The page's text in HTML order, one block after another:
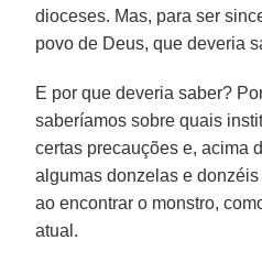
dioceses. Mas, para ser
povo de Deus, que deveria
E por que deveria saber?
saberíamos sobre quais
certas precauções e, acima
algumas donzelas e
ao encontrar o monstro,
atual.